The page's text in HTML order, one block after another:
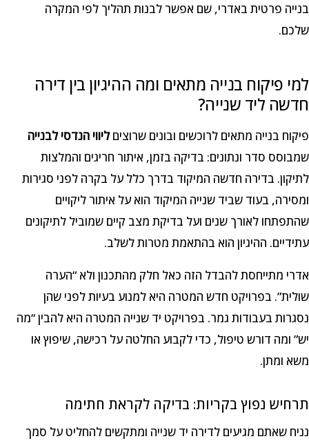
בנייה פרטית באדרי, שם אפשר לבנות תהליך לפי המקרה
שלכם.
למי פיקוח בנייה מתאים ומה ההיגיון בין דירה
חדשה ליד שנייה?
פיקוח בנייה מתאים לרוכשים ובונים שרוציםליווי הנדסי לבנייה
שמבוסס סדר ונתונים: בדיקה בזמן, איתור חריגים והמלצות
לתיקון. בדירה חדשה המיקוד בדרך כלל על בקרה לפני סגירות
ומסירה, בעוד שביד שנייה המיקוד הוא על איתור ליקויים
שהתפתחו לאורך שנים ועל בדיקת מצב קיים שמוביל לתיקונים
עתידיים. ההיגיון הוא בהתאמת מטרות לשלב.
אדרי מתייחסת להבדל הזה כאל חלק מהתכנון ולא “הערה
שולית”. בפרויקט חדש המטרה היא למנוע בעיות לפני שהן
נסגרות בעבודות גמר. בפרויקט יד שנייה המטרה היא להבין “מה
יש” ומה דורש טיפול, כדי לקבוע החלטה על רכישה, שיפוץ או
משא ומתן.
תרחיש נפוץ בקריות: בדיקה לקראת חתימה
נניח שאתם מגיעים לדירה יד שנייה ומתקשים להחליט על סמך